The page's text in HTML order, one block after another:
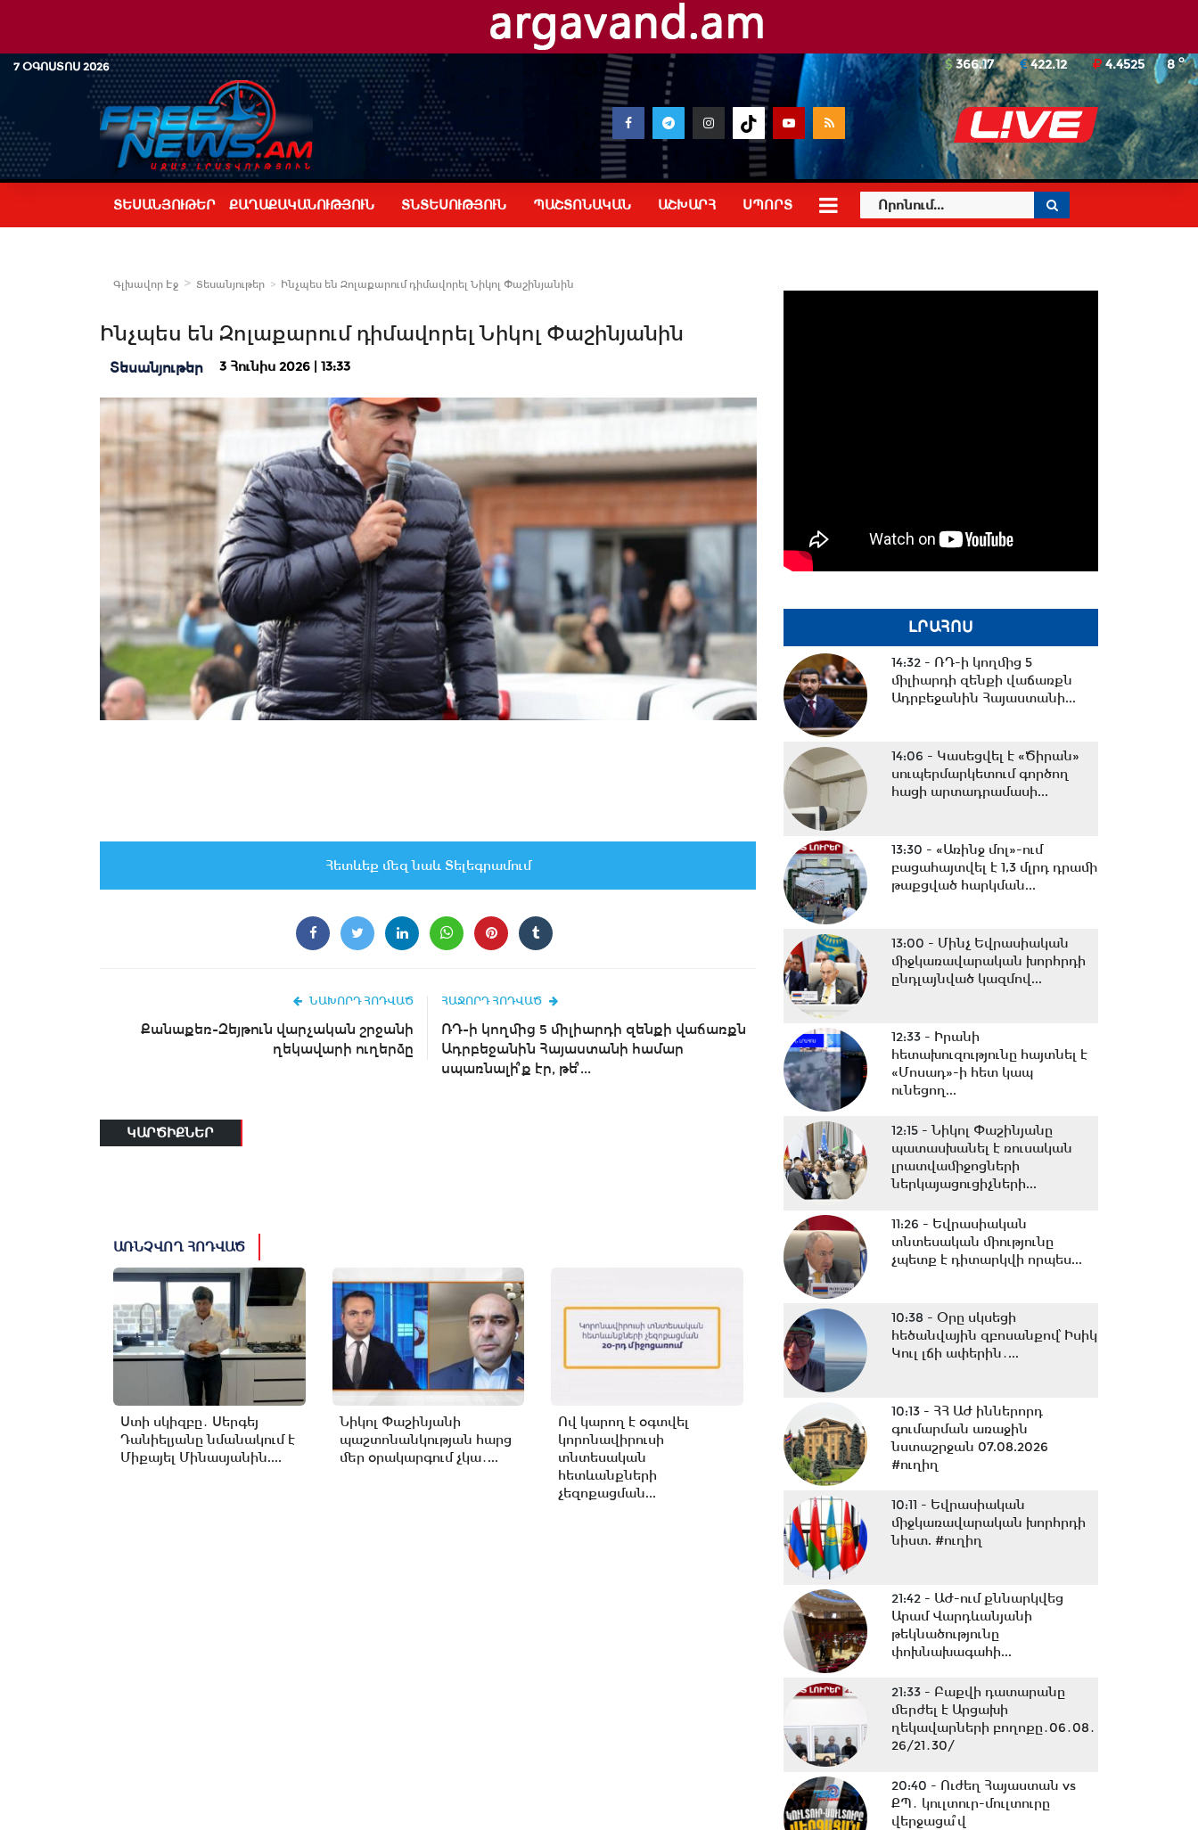
7 ՕԳՈՍՏՈՍ 2026 8o
366.17 422.12 4.4525
ՏԵՍԱՆՅՈՒԹԵՐ ՔԱՂԱՔԱԿԱՆՈՒԹՅՈՒՆ ՏՆՏԵՍՈՒԹՅՈՒՆ ՊԱՇՏՈՆԱԿԱՆ ԱՇԽԱՐՀ ՍՊՈՐՏ
Գլխավոր Էջ Տեսանյութեր Ինչպես են Զոլաքարում դիմավորել Նիկոլ Փաշինյանին
Ինչպես են Զոլաքարում դիմավորել Նիկոլ Փաշինյանին
Տեսանյութեր 3 Հունիս 2026 | 13:33
Հետևեք մեզ նաև Տելեգրամում
ՆԱԽՈՐԴ ՀՈԴՎԱԾ
Քանաքեռ-Զեյթուն վարչական շրջանի
ղեկավարի ուղերձը
ՀԱՋՈՐԴ ՀՈԴՎԱԾ
ՌԴ-ի կողմից 5 միլիարդի զենքի վաճառքն
Ադրբեջանին Հայաստանի համար
սպառնալի՞ք էր, թե՞...
ԿԱՐԾԻՔՆԵՐ
ԱՌՆՉՎՈՂ ՀՈԴՎԱԾ
Ստի սկիզբը․ Սերգեյ
Դանիելյանը նմանակում է
Միքայել Մինասյանին....
Նիկոլ Փաշինյանի
պաշտոնանկության հարց
մեր օրակարգում չկա․...
Ով կարող է օգտվել
կորոնավիրուսի
տնտեսական
հետևանքների
չեզոքացման...
ԼՐԱՀՈՍ
14:32 - ՌԴ-ի կողմից 5
միլիարդի զենքի վաճառքն
Ադրբեջանին Հայաստանի...
14:06 - Կասեցվել է «Ծիրան»
սուպերմարկետում գործող
հացի արտադրամասի...
13:30 - «Առինջ մոլ»-ում
բացահայտվել է 1,3 մլրդ դրամի
թաքցված հարկման...
13:00 - Մինչ Եվրասիական
միջկառավարական խորհրդի
ընդլայնված կազմով...
12:33 - Իրանի
հետախուզությունը հայտնել է
«Մոսադ»-ի հետ կապ
ունեցող...
12:15 -Նիկոլ Փաշինյանը
պատասխանել է ռուսական
լրատվամիջոցների
ներկայացուցիչների...
11:26 - Եվրասիական
տնտեսական միությունը
չպետք է դիտարկվի որպես...
10:38 - Օրը սկսեցի
հեծանվային զբոսանքով՝ Իսիկ
Կուլ լճի ափերին․...
10:13 - ՀՀ ԱԺ իններորդ
գումարման առաջին
նստաշրջան 07.08.2026
#ուղիղ
10:11 - Եվրասիական
միջկառավարական խորհրդի
նիստ. #ուղիղ
21:42 - ԱԺ-ում քննարկվեց
Արամ Վարդևանյանի
թեկնածությունը
փոխնախագահի...
21:33 - Բաքվի դատարանը
մերժել է Արցախի
ղեկավարների բողոքը․06․08․
26/21․30/
20:40 - Ուժեղ Հայաստան vs
ՔՊ․ կուլտուր-մուլտուրը
վերջացա՞վ